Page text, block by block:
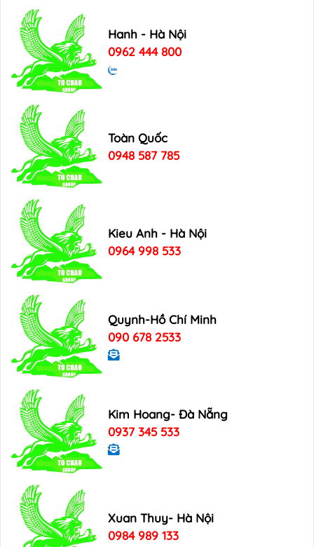
Hanh - Hà Nội
0962 444 800
Toàn Quốc
0948 587 785
Kieu Anh - Hà Nội
0964 998 533
Quynh-Hồ Chí Minh
090 678 2533
Kim Hoang- Đà Nẵng
0937 345 533
Xuan Thuy- Hà Nội
0984 989 133